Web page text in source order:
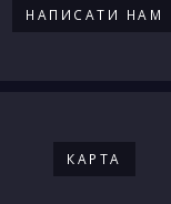
НАПИСАТИ НАМ
КАРТА